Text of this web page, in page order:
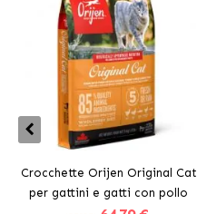
Crocchette Orijen Original Cat
per gattini e gatti con pollo